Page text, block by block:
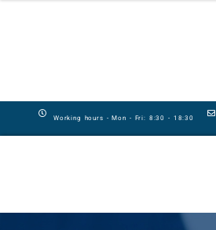
Working hours - Mon - Fri: 8:30 - 18:30